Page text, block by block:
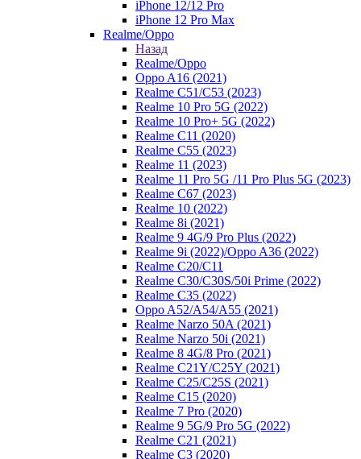
iPhone 12/12 Pro
iPhone 12 Pro Max
Realme/Oppo
Назад
Realme/Oppo
Oppo A16 (2021)
Realme C51/C53 (2023)
Realme 10 Pro 5G (2022)
Realme 10 Pro+ 5G (2022)
Realme C11 (2020)
Realme C55 (2023)
Realme 11 (2023)
Realme 11 Pro 5G /11 Pro Plus 5G (2023)
Realme C67 (2023)
Realme 10 (2022)
Realme 8i (2021)
Realme 9 4G/9 Pro Plus (2022)
Realme 9i (2022)/Oppo A36 (2022)
Realme C20/C11
Realme C30/C30S/50i Prime (2022)
Realme C35 (2022)
Oppo A52/A54/A55 (2021)
Realme Narzo 50A (2021)
Realme Narzo 50i (2021)
Realme 8 4G/8 Pro (2021)
Realme C21Y/C25Y (2021)
Realme C25/C25S (2021)
Realme C15 (2020)
Realme 7 Pro (2020)
Realme 9 5G/9 Pro 5G (2022)
Realme C21 (2021)
Realme C3 (2020)